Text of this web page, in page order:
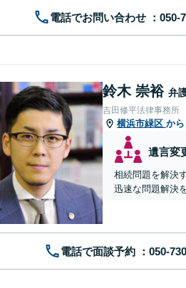
電話でお問い合わせ
鈴木 崇裕 弁
吉田修平法律事務所
横浜市緑区 か
遺言変
相続問題を解決
迅速な問題解決
電話で面談予約